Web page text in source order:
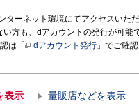
ターネット環境にてアクセスいた
方も、dアカウントの発行が可能で
は「
dアカウント発行 」でご確
表示 量販店などを表示